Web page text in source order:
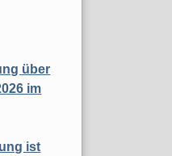
über
im
ist